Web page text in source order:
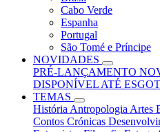
Cabo Verde
Espanha
Portugal
São Tomé e Príncipe
NOVIDADES
PRÉ-LANÇAMENTO
DISPONÍVEL ATÉ
TEMAS
História Antropologia Artes
Contos Crónicas